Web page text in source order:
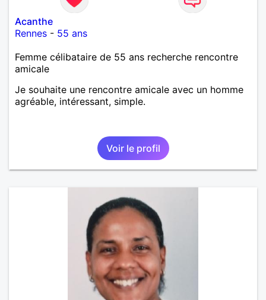
Acanthe
Rennes - 55 ans
Femme célibataire de 55 ans recherche rencontre
amicale
Je souhaite une rencontre amicale avec un homme
agréable, intéressant, simple.
Voir le profil